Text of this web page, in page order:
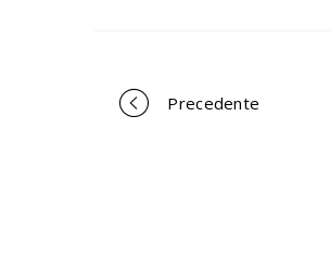
Portfolio
Precedente